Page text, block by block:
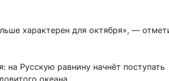
характерен для октября», —
на Русскую равнину начнёт поступать